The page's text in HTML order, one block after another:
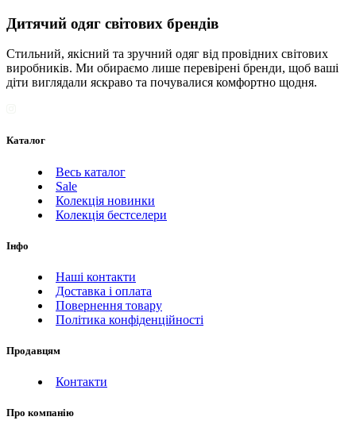
Дитячий одяг світових брендів
Стильний, якісний та зручний одяг від провідних світових
виробників. Ми обираємо лише перевірені бренди, щоб ваші
діти виглядали яскраво та почувалися комфортно щодня.
Каталог
Весь каталог
Sale
Колекція новинки
Колекція бестселери
Інфо
Наші контакти
Доставка і оплата
Повернення товару
Політика конфіденційності
Продавцям
Контакти
Про компанію